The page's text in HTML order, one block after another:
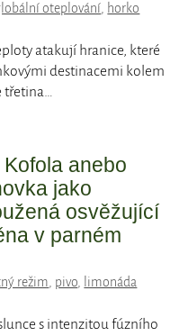
oteplování, horko
atakují hranice, které
destinacemi kolem
třetina…
Kofola anebo
jako
osvěžující
v parném
režim, pivo, limonáda
s intenzitou fúzního